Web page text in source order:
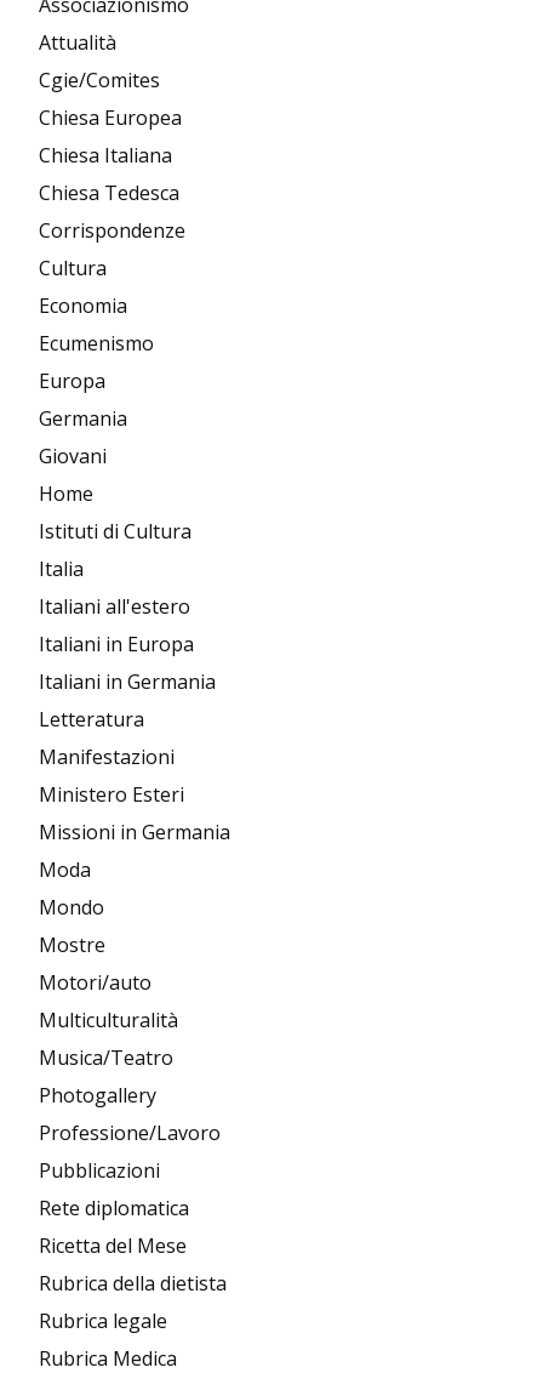
Attualità
Cgie/Comites
Chiesa Europea
Chiesa Italiana
Chiesa Tedesca
Corrispondenze
Cultura
Economia
Ecumenismo
Europa
Germania
Giovani
Home
Istituti di Cultura
Italia
Italiani all'estero
Italiani in Europa
Italiani in Germania
Letteratura
Manifestazioni
Ministero Esteri
Missioni in Germania
Moda
Mondo
Mostre
Motori/auto
Multiculturalità
Musica/Teatro
Photogallery
Professione/Lavoro
Pubblicazioni
Rete diplomatica
Ricetta del Mese
Rubrica della dietista
Rubrica legale
Rubrica Medica